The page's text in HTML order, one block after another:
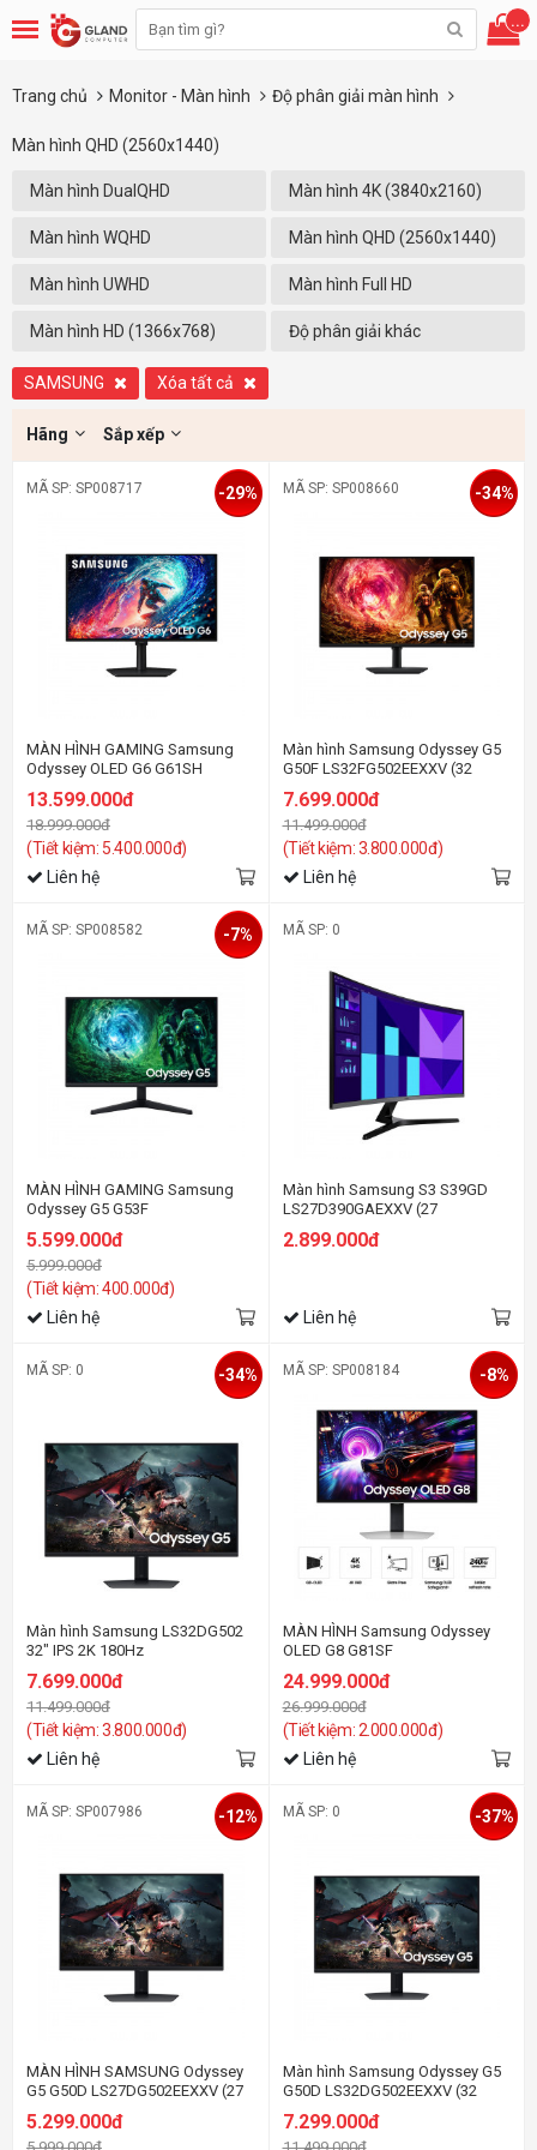
...
Trang chủ Monitor - Màn hình Độ phân giải màn hình
Màn hình QHD (2560x1440)
Màn hình DualQHD
(5120x1440)
Màn hình 4K (3840x2160)
Màn hình WQHD
(3440x1440)
Màn hình QHD (2560x1440)
Màn hình UWHD
(2560X1080)
Màn hình Full HD
(1920x1080)
Màn hình HD (1366x768) Độ phân giải khác
SAMSUNG Xóa tất cả
Hãng Sắp xếp
MÃ SP: SP008717
MÀN HÌNH GAMING Samsung
Odyssey OLED G6 G61SH
inch/QHD/OLED/240Hz/0.03ms)
13.599.000đ
18.999.000đ
(Tiết kiệm: 5.400.000đ)
-29%
Liên hệ
MÃ SP: SP008660
Màn hình Samsung Odyssey G5
G50F LS32FG502EEXXV (32
7.699.000đ
11.499.000đ
(Tiết kiệm: 3.800.000đ)
-34%
Liên hệ
MÃ SP: SP008582
MÀN HÌNH GAMING Samsung
Odyssey G5 G53F
LS27FG530EEXXV (27
inch/QHD/IPS/200Hz/1ms)
5.599.000đ
5.999.000đ
(Tiết kiệm: 400.000đ)
-7%
Liên hệ
MÃ SP: 0
Màn hình Samsung S3 S39GD
LS27D390GAEXXV (27
inch/FHD/VA/100Hz/4ms/cong)
2.899.000đ
Liên hệ
MÃ SP: 0
Màn hình Samsung LS32DG502
32" IPS 2K 180Hz
7.699.000đ
11.499.000đ
(Tiết kiệm: 3.800.000đ)
-34%
Liên hệ
MÃ SP: SP008184
MÀN HÌNH Samsung Odyssey
OLED G8 G81SF
inch/UHD/OLED/240Hz/0.03ms)
24.999.000đ
26.999.000đ
(Tiết kiệm: 2.000.000đ)
-8%
Liên hệ
MÃ SP: SP007986
MÀN HÌNH SAMSUNG Odyssey
G5 G50D LS27DG502EEXXV (27
inch/QHD/IPS/180Hz/1ms)
5.299.000đ
-12% MÃ SP: 0
Màn hình Samsung Odyssey G5
G50D LS32DG502EEXXV (32
inch/QHD/IPS/180Hz/1ms)
7.299.000đ
-37%